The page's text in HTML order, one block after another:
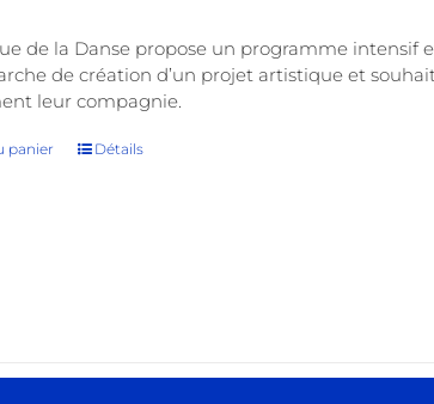
de la Danse propose un programme
de création d’un projet artistique et
leur compagnie.
panier Détails